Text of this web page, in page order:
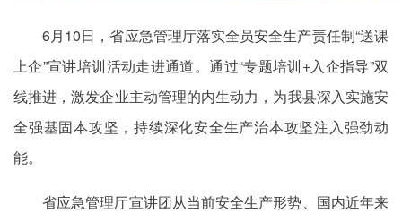
6月10日，省应急管理厅落实全员安全生产责任制“送课
上企”宣讲培训活动走进通道。通过“专题培训+入企指导”双
线推进，激发企业主动管理的内生动力，为我县深入实施安
全强基固本攻坚，持续深化安全生产治本攻坚注入强劲动
能。
省应急管理厅宣讲团从当前安全生产形势、国内近年来